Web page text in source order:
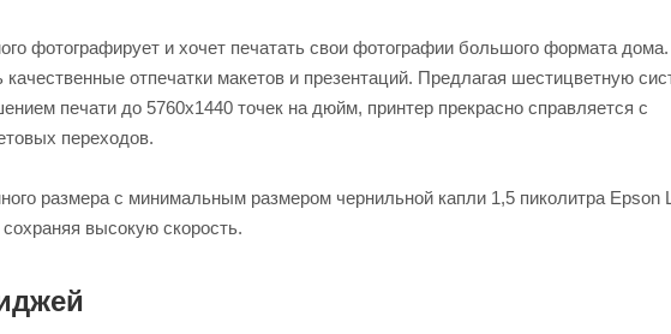
фотографирует и хочет печатать свои фотографии большого формата дома.
отпечатки макетов и презентаций. Предлагая шестицветную
печати до 5760х1440 точек на дюйм, принтер прекрасно справляется с
переходов.
размера с минимальным размером чернильной капли 1,5 пиколитра Epson
высокую скорость.